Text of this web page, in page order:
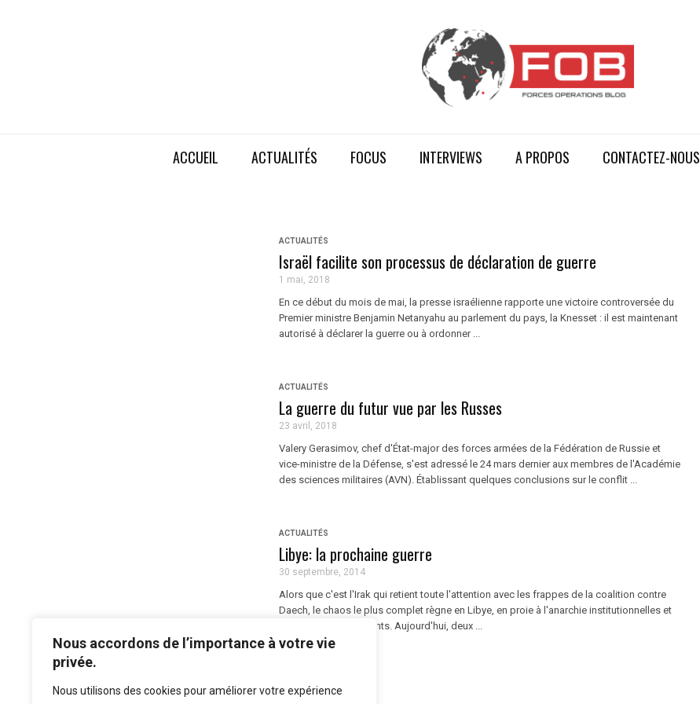
Nous accordons de l’importance à votre vie
privée.
Nous utilisons des cookies pour améliorer votre expérience
ACCUEIL ACTUALITÉS FOCUS INTERVIEWS A PROPOS CONTACTEZ-NOUS
ACTUALITÉS
Israël facilite son processus de déclaration de guerre
1 mai, 2018
En ce début du mois de mai, la presse israélienne rapporte une victoire controversée du
Premier ministre Benjamin Netanyahu au parlement du pays, la Knesset : il est maintenant
autorisé à déclarer la guerre ou à ordonner ...
ACTUALITÉS
La guerre du futur vue par les Russes
23 avril, 2018
Valery Gerasimov, chef d'État-major des forces armées de la Fédération de Russie et
vice-ministre de la Défense, s'est adressé le 24 mars dernier aux membres de l'Académie
des sciences militaires (AVN). Établissant quelques conclusions sur le conflit ...
ACTUALITÉS
Libye: la prochaine guerre
30 septembre, 2014
Alors que c'est l'Irak qui retient toute l'attention avec les frappes de la coalition contre
Daech, le chaos le plus complet règne en Libye, en proie à l'anarchie institutionnelles et
aux combats incessants. Aujourd'hui, deux ...